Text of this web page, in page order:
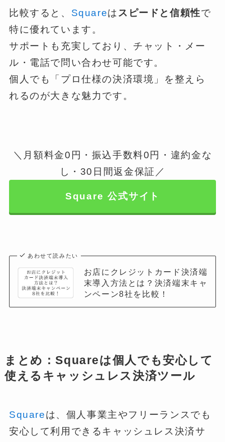
比較すると、 Squareは スピードと信頼性で
特に優れています。
サポートも充実しており、チャット・メー
ル・電話で問い合わせ可能です。
個人でも「プロ仕様の決済環境」を整えら
れるのが大きな魅力です。
＼月額料金0円・振込手数料0円・違約金な
し・30日間返金保証／
Square 公式サイト
あわせて読みたい
お店にクレジットカード決済端
末導入方法とは？決済端末キャ
ンペーン8社を比較！
まとめ：Squareは個人でも安心して
使えるキャッシュレス決済ツール
Squareは、個人事業主やフリーランスでも
安心して利用できるキャッシュレス決済サ